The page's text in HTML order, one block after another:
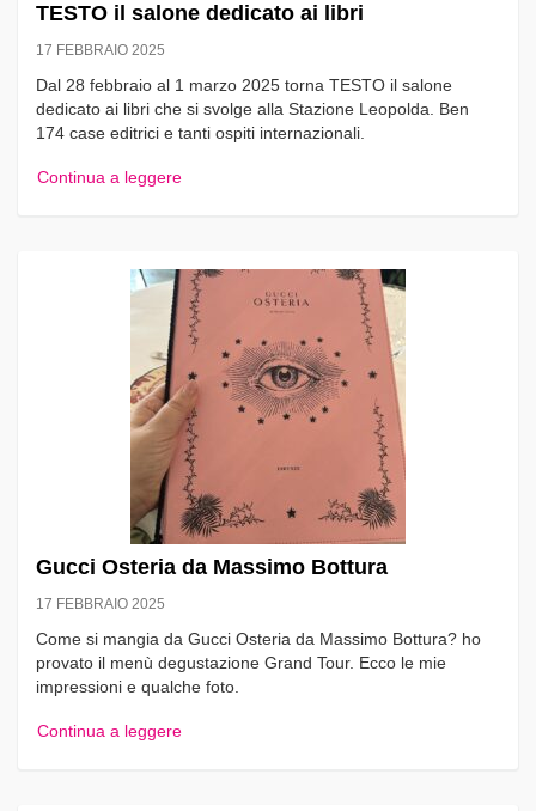
TESTO il salone dedicato ai libri
17 FEBBRAIO 2025
Dal 28 febbraio al 1 marzo 2025 torna TESTO il salone
dedicato ai libri che si svolge alla Stazione Leopolda. Ben
174 case editrici e tanti ospiti internazionali.
Continua a leggere
Gucci Osteria da Massimo Bottura
17 FEBBRAIO 2025
Come si mangia da Gucci Osteria da Massimo Bottura? ho
provato il menù degustazione Grand Tour. Ecco le mie
impressioni e qualche foto.
Continua a leggere